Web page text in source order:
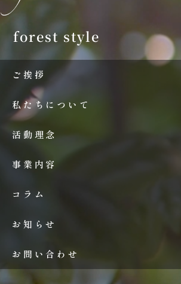
forest style
ご挨拶
私たちについて
活動理念
事業内容
コラム
お知らせ
お問い合わせ